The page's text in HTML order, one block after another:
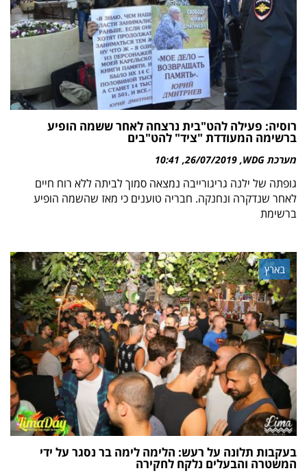
רוסיה: פעילה להט"בית נרצחה לאחר ששמה הופיע
ברשימה המעודדת "ציד" להט"בים
מערכת WDG 26/07/2019
10:41
גופתה של ילנה גריגורייבה נמצאה סמוך לביתה ללא רוח חיים
לאחר שנדקרה ונחנקה. חבריה טוענים כי מאז שהשמה הופיע
ברשימת
בארץ
בעקבות תלונה על רעש: הלימה לימה בר נסגר על ידי
המשטרה והבעלים נלקח לחקירה